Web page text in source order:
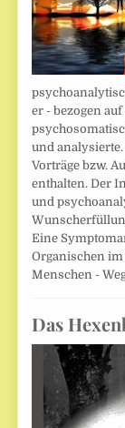
er - bezogen
und
Vorträge bzw.
enthalten. Der
und
Eine
Organischen im
Menschen -
Das